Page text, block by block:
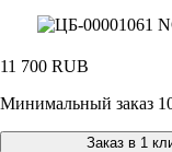
11 700 RUB
Минимальный заказ
Заказ в 1